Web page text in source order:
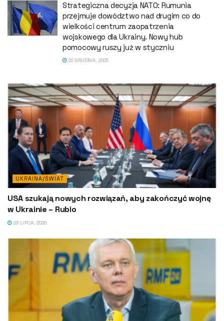
Strategiczna decyzja NATO: Rumunia
przejmuje dowództwo nad drugim co do
wielkości centrum zaopatrzenia
wojskowego dla Ukrainy. Nowy hub
pomocowy ruszy już w styczniu
22 GRUDNIA, 2025
UKRAINA/ŚWIAT
USA szukają nowych rozwiązań, aby zakończyć wojnę
w Ukrainie – Rubio
23 LIPCA, 2026